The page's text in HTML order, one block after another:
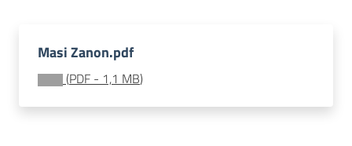
Sociale
Masi Zanon.pdf
(PDF - 1,1 MB)